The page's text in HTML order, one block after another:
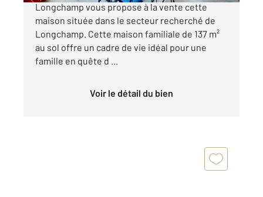
Longchamp vous propose à la vente cette
maison située dans le secteur recherché de
Longchamp. Cette maison familiale de 137 m²
au sol offre un cadre de vie idéal pour une
famille en quête d ...
Voir le détail du bien